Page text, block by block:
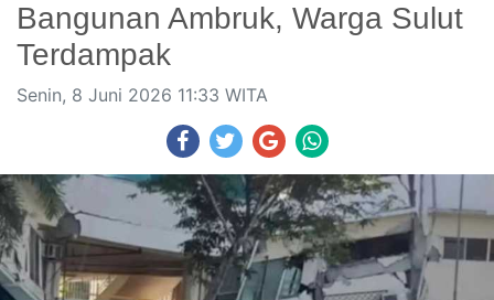
Bangunan Ambruk, Warga Sulut
Terdampak
Senin, 8 Juni 2026 11:33 WITA